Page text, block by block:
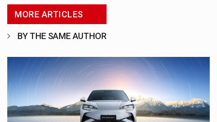
MORE ARTICLES
BY THE SAME AUTHOR